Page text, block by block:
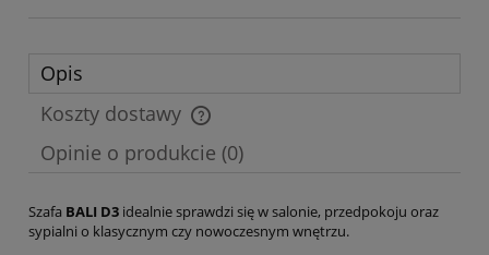
Opis
Koszty dostawy
Cena nie zawiera ewentualnych kosztów płatności
Opinie o produkcie (0)
Szafa BALI D3 idealnie sprawdzi się w salonie, przedpokoju oraz
sypialni o klasycznym czy nowoczesnym wnętrzu.